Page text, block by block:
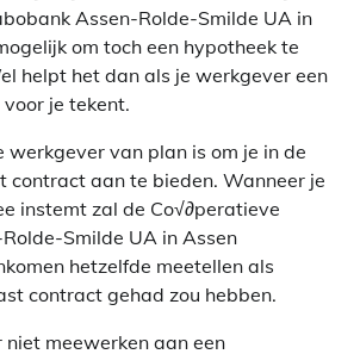
Assen-Rolde-Smilde UA in
om toch een hypotheek te
helpt het dan als je werkgever een
je tekent.
van plan is om je in de
contract aan te bieden. Wanneer je
instemt zal de Co√∂peratieve
Smilde UA in Assen
hetzelfde meetellen als
contract gehad zou hebben.
meewerken aan een